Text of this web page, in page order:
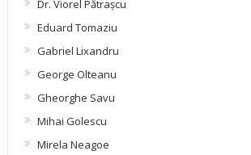
Dr. Viorel Pătraşcu
Eduard Tomaziu
Gabriel Lixandru
George Olteanu
Gheorghe Savu
Mihai Golescu
Mirela Neagoe